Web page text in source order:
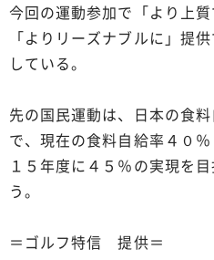
今回の運動参加で「より上
「よりリーズナブルに」提
している。
先の国民運動は、日本の食
で、現在の食料自給率４０
１５年度に４５％の実現を
う。
＝ゴルフ特信 提供＝